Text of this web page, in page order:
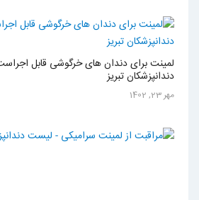
لمینت برای دندان های خرگوشی قابل
دندانپزشکان تبریز
مهر 23, 1402